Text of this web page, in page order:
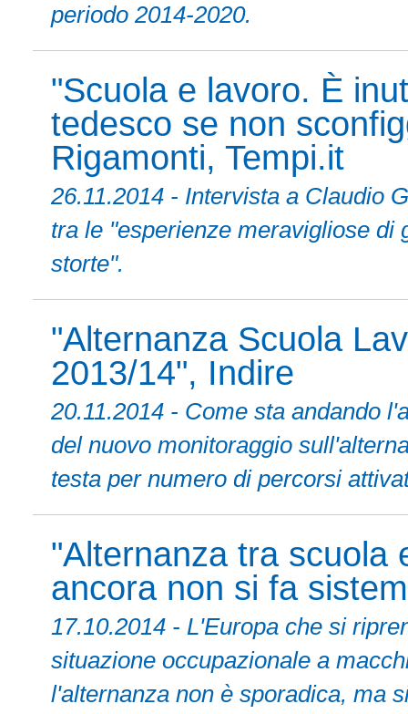
periodo 2014-2020.
"Scuola e lavoro. È
tedesco se non
Rigamonti, Tempi.it
26.11.2014 - Intervista a Claudio
tra le "esperienze meravigliose di
storte".
"Alternanza Scuola
2013/14", Indire
20.11.2014 - Come sta andando
del nuovo monitoraggio
testa per numero di percorsi
"Alternanza tra scuola
ancora non si fa
17.10.2014 - L'Europa che si
situazione occupazionale a
l'alternanza non è sporadica, ma